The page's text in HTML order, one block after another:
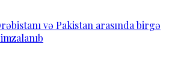
və Pakistan arasında birgə